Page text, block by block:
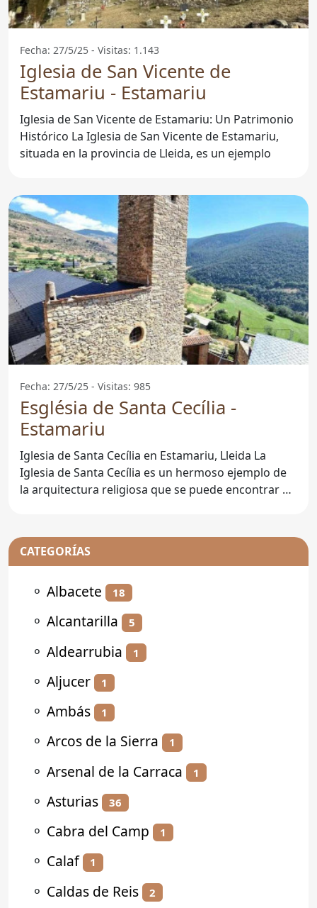
Fecha: 27/5/25 - Visitas: 1.143
Iglesia de San Vicente de
Estamariu - Estamariu
Iglesia de San Vicente de Estamariu: Un Patrimonio
Histórico La Iglesia de San Vicente de Estamariu,
situada en la provincia de Lleida, es un ejemplo
Fecha: 27/5/25 - Visitas: 985
Església de Santa Cecília -
Estamariu
Iglesia de Santa Cecília en Estamariu, Lleida La
Iglesia de Santa Cecília es un hermoso ejemplo de
la arquitectura religiosa que se puede encontrar en
CATEGORÍAS
⚬ Albacete 18
⚬ Alcantarilla 5
⚬ Aldearrubia 1
⚬ Aljucer 1
⚬ Ambás 1
⚬ Arcos de la Sierra 1
⚬ Arsenal de la Carraca 1
⚬ Asturias 36
⚬ Cabra del Camp 1
⚬ Calaf 1
⚬ Caldas de Reis 2